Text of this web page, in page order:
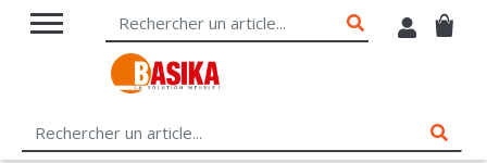
Accueil·Cuisines & Bains·Elements de cuisines·